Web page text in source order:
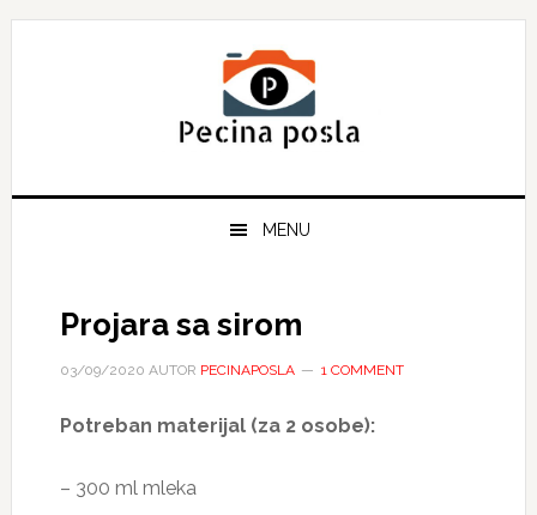
Skip
Skip
Skip
MENU
Projara sa sirom
03/09/2020 AUTOR PECINAPOSLA 1 COMMENT
Potreban materijal (za 2 osobe):
– 300 ml mleka